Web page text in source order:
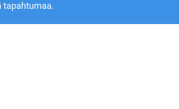
tapahtumaa.